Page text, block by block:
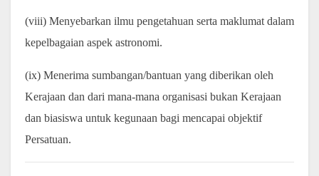
(viii) Menyebarkan ilmu pengetahuan serta maklumat dalam
kepelbagaian aspek astronomi.
(ix) Menerima sumbangan/bantuan yang diberikan oleh
Kerajaan dan dari mana-mana organisasi bukan Kerajaan
dan biasiswa untuk kegunaan bagi mencapai objektif
Persatuan.